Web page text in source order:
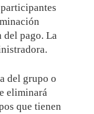
del pago. La
del grupo o
eliminará
que tienen